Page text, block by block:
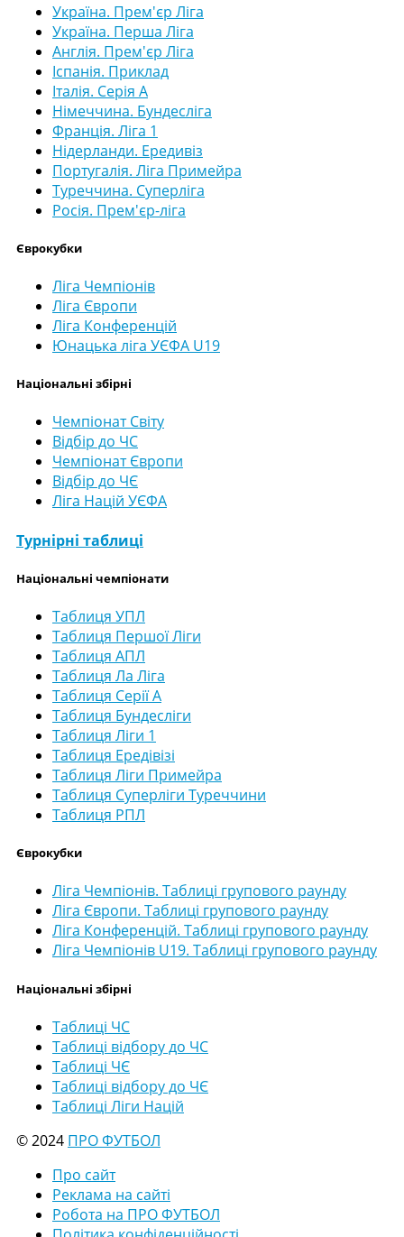
Україна. Прем'єр Ліга
Україна. Перша Ліга
Англія. Прем'єр Ліга
Іспанія. Приклад
Італія. Серія А
Німеччина. Бундесліга
Франція. Ліга 1
Нідерланди. Ередивіз
Португалія. Ліга Примейра
Туреччина. Суперліга
Росія. Прем'єр-ліга
Єврокубки
Ліга Чемпіонів
Ліга Європи
Ліга Конференцій
Юнацька ліга УЄФА U19
Національні збірні
Чемпіонат Світу
Відбір до ЧС
Чемпіонат Європи
Відбір до ЧЄ
Ліга Націй УЄФА
Турнірні таблиці
Національні чемпіонати
Таблиця УПЛ
Таблиця Першої Ліги
Таблиця АПЛ
Таблиця Ла Ліга
Таблиця Серії А
Таблиця Бундесліги
Таблиця Ліги 1
Таблиця Ередівізі
Таблиця Ліги Примейра
Таблиця Суперліги Туреччини
Таблиця РПЛ
Єврокубки
Ліга Чемпіонів. Таблиці групового раунду
Ліга Європи. Таблиці групового раунду
Ліга Конференцій. Таблиці групового раунду
Ліга Чемпіонів U19. Таблиці групового раунду
Національні збірні
Таблиці ЧС
Таблиці відбору до ЧС
Таблиці ЧЄ
Таблиці відбору до ЧЄ
Таблиці Ліги Націй
© 2024 ПРО ФУТБОЛ
Про сайт
Реклама на сайті
Робота на ПРО ФУТБОЛ